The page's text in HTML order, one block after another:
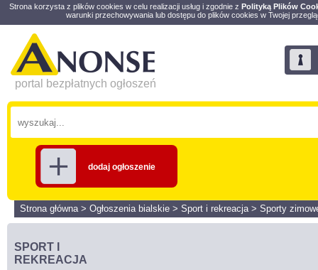
Strona korzysta z plików cookies w celu realizacji usług i zgodnie z Polityką Plików
warunki przechowywania lub dostępu do plików cookies w Twojej
portal bezpłatnych ogłoszeń
dodaj ogłoszenie
Strona główna> Ogłoszenia bialskie > Sport i rekreacja> Sporty
SPORT I
REKREACJA